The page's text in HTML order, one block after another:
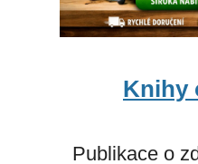
Knihy
Publikace o